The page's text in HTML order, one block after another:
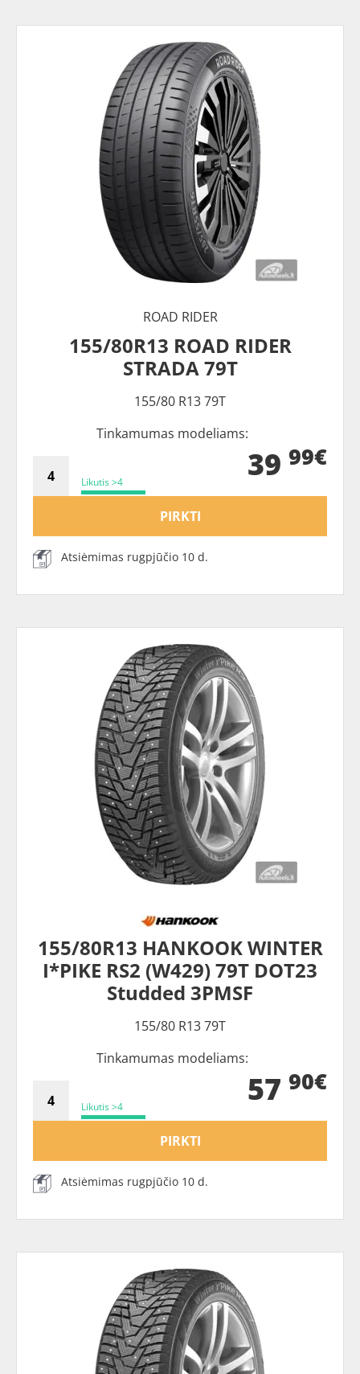
ROAD RIDER
155/80R13 ROAD RIDER
STRADA 79T
155/80 R13 79T
Tinkamumas modeliams:
Likutis >4 39 99€
PIRKTI
Atsiėmimas rugpjūčio 10 d.
155/80R13 HANKOOK WINTER
I*PIKE RS2 (W429) 79T DOT23
Studded 3PMSF
155/80 R13 79T
Tinkamumas modeliams:
Likutis >4 57 90€
PIRKTI
Atsiėmimas rugpjūčio 10 d.